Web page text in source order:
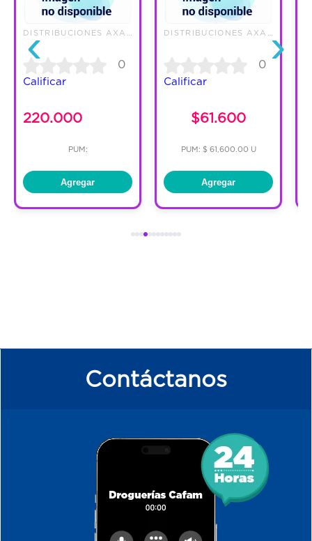
‹ DISTRIBUCIONES AXA S.A.S.
0
Calificar
220.000
PUM:
Agregar
DISTRIBUCIONES AXA S.A.S.
0
Calificar
$61.600
PUM: $ 61,600.00 U
Agregar
›
Contáctanos